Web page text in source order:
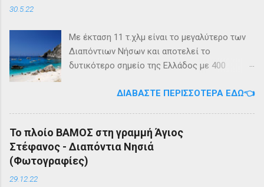
30.5.22
Με έκταση 11 τ.χλμ είναι το μεγαλύτερο των
Διαπόντιων Νήσων και αποτελεί το
δυτικότερο σημείο της Ελλάδος με 400
καλοκαιρινούς μήνες πολλαπλασιάζεται
μέρος, κατάλληλο οικογενειακές διακοπές,
για ιστιοπλοϊκή περιήγηση . Το καράβι αφήνει
τον επισκέπτη στα Αυλάκια, ένα όρμο κοντά
ΔΙΑΒΆΣΤΕ ΠΕΡΙΣΣΌΤΕΡΑ ΕΔΏ👈
Το πλοίο ΒΑΜΟΣ στη γραμμή Άγιος
Στέφανος - Διαπόντια Νησιά
(Φωτογραφίες)
29.12.22